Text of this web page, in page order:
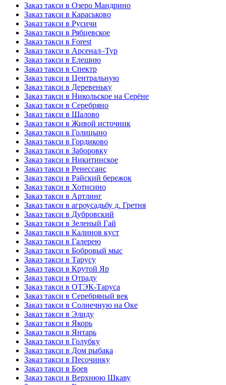
Заказ такси в Озеро Мандрино
Заказ такси в Караськово
Заказ такси в Русичи
Заказ такси в Рябцевское
Заказ такси в Forest
Заказ такси в Арсенал–Тур
Заказ такси в Елешню
Заказ такси в Спектр
Заказ такси в Центральную
Заказ такси в Деревеньку
Заказ такси в Никольское на Серёне
Заказ такси в Серебряно
Заказ такси в Шалово
Заказ такси в Живой источник
Заказ такси в Голицыно
Заказ такси в Гордиково
Заказ такси в Заборовку
Заказ такси в Никитинское
Заказ такси в Ренессанс
Заказ такси в Райский бережок
Заказ такси в Хотисино
Заказ такси в Артлинг
Заказ такси в агроусадьбу д. Гретня
Заказ такси в Дубровский
Заказ такси в Зеленый Гай
Заказ такси в Калинов куст
Заказ такси в Галерею
Заказ такси в Бобровый мыс
Заказ такси в Тарусу
Заказ такси в Крутой Яр
Заказ такси в Отраду
Заказ такси в ОТЭК-Таруса
Заказ такси в Серебряный век
Заказ такси в Солнечную на Оке
Заказ такси в Элиду
Заказ такси в Якорь
Заказ такси в Янтарь
Заказ такси в Голубку
Заказ такси в Дом рыбака
Заказ такси в Песочинку
Заказ такси в Боев
Заказ такси в Верхнюю Шкаву